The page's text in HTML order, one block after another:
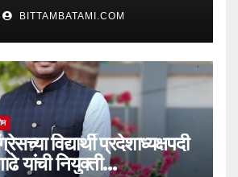
BITTAMBATAMI.COM
विद्यार्थी प्रदेशाध्यक्षपदी
यांची नियुक्ती…